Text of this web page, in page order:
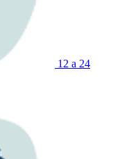
12 a 24